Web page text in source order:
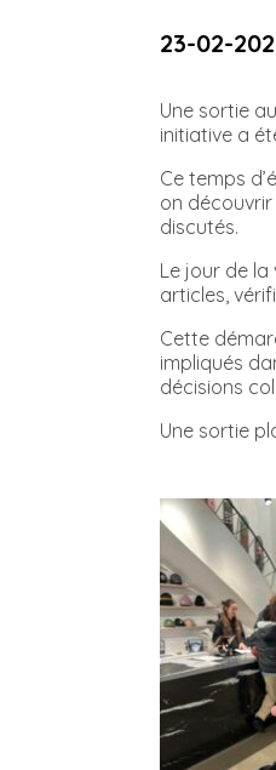
23-02-
Une sortie
initiative a
Ce temps
on
discutés.
Le jour de
articles,
Cette
impliqués
décisions
Une sortie